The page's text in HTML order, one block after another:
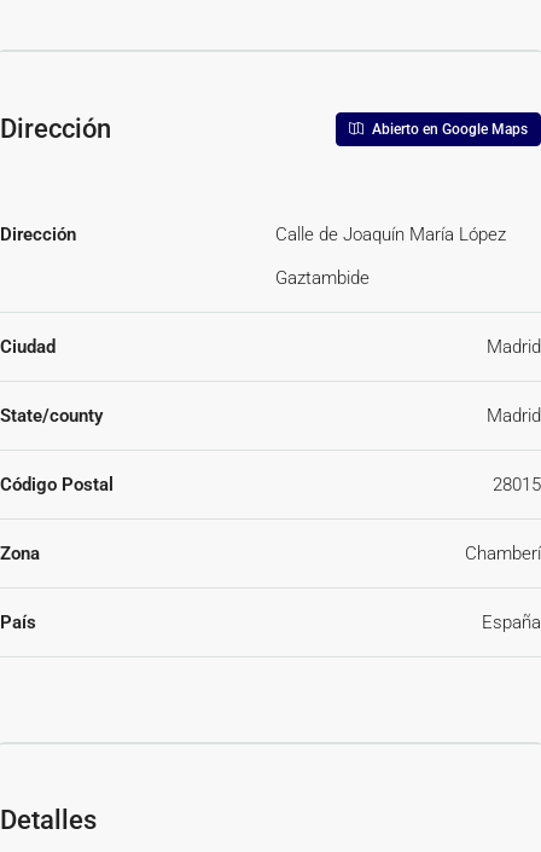
2 baños.
Aire acondicionado.
Paredes lisas con elegantes molduras.
empresarial y comercial de Madrid, rodeada de todo tipo de
Cuenta con excelentes comunicaciones, con varias líneas de metro
y autobuses a escasos metros, ofreciendo una conexión rápida con
Su ubicación, distribución y calidad de acabados la convierten en
Dirección Abierto en Google Maps
Dirección
Calle de Joaquín María López
Gaztambide
Ciudad Madrid
State/county Madrid
Código Postal 28015
Zona Chamberí
País España
Detalles